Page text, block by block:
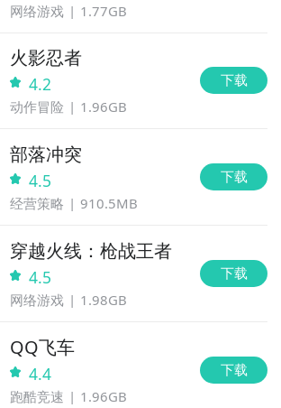
网络游戏 1.77GB
火影忍者
4.2
动作冒险 1.96GB
下载
部落冲突
4.5
经营策略 910.5MB
下载
穿越火线：枪战王者
4.5
网络游戏 1.98GB
下载
QQ飞车
4.4
跑酷竞速 1.96GB
下载